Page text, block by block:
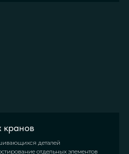
кранов
деталей
отдельных элементов